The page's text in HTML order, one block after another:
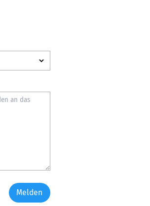
Melden